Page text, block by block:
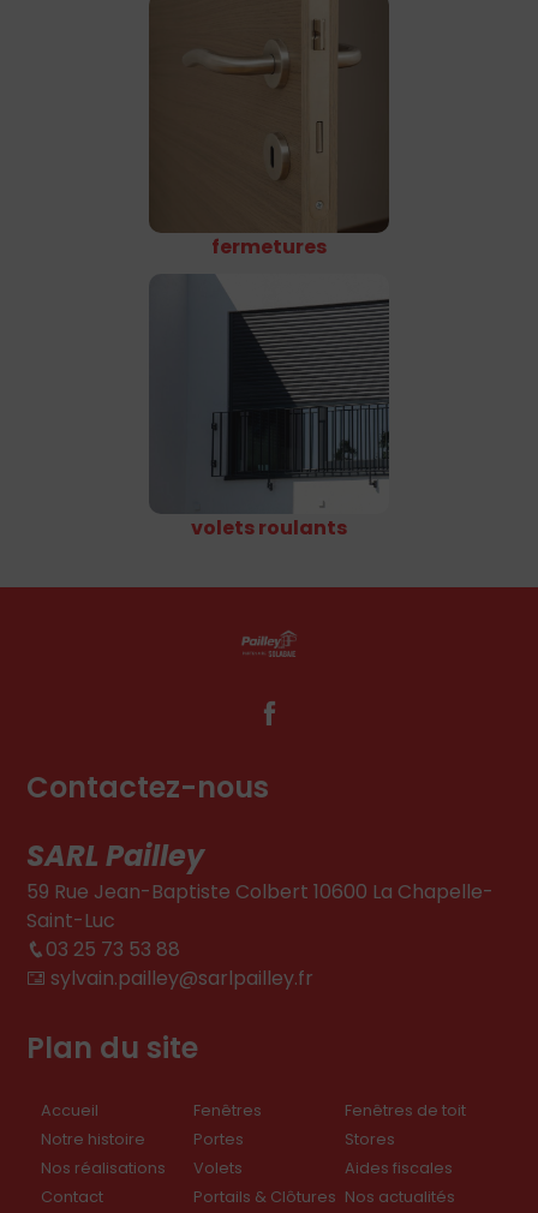
fermetures
volets roulants
Contactez-nous
SARL Pailley
59 Rue Jean-Baptiste Colbert 10600 La Chapelle-
Saint-Luc
03 25 73 53 88
sylvain.pailley@sarlpailley.fr
Plan du site
Accueil
Notre histoire
Nos réalisations
Contact
Fenêtres
Portes
Volets
Portails & Clôtures
Fenêtres de toit
Stores
Aides fiscales
Nos actualités